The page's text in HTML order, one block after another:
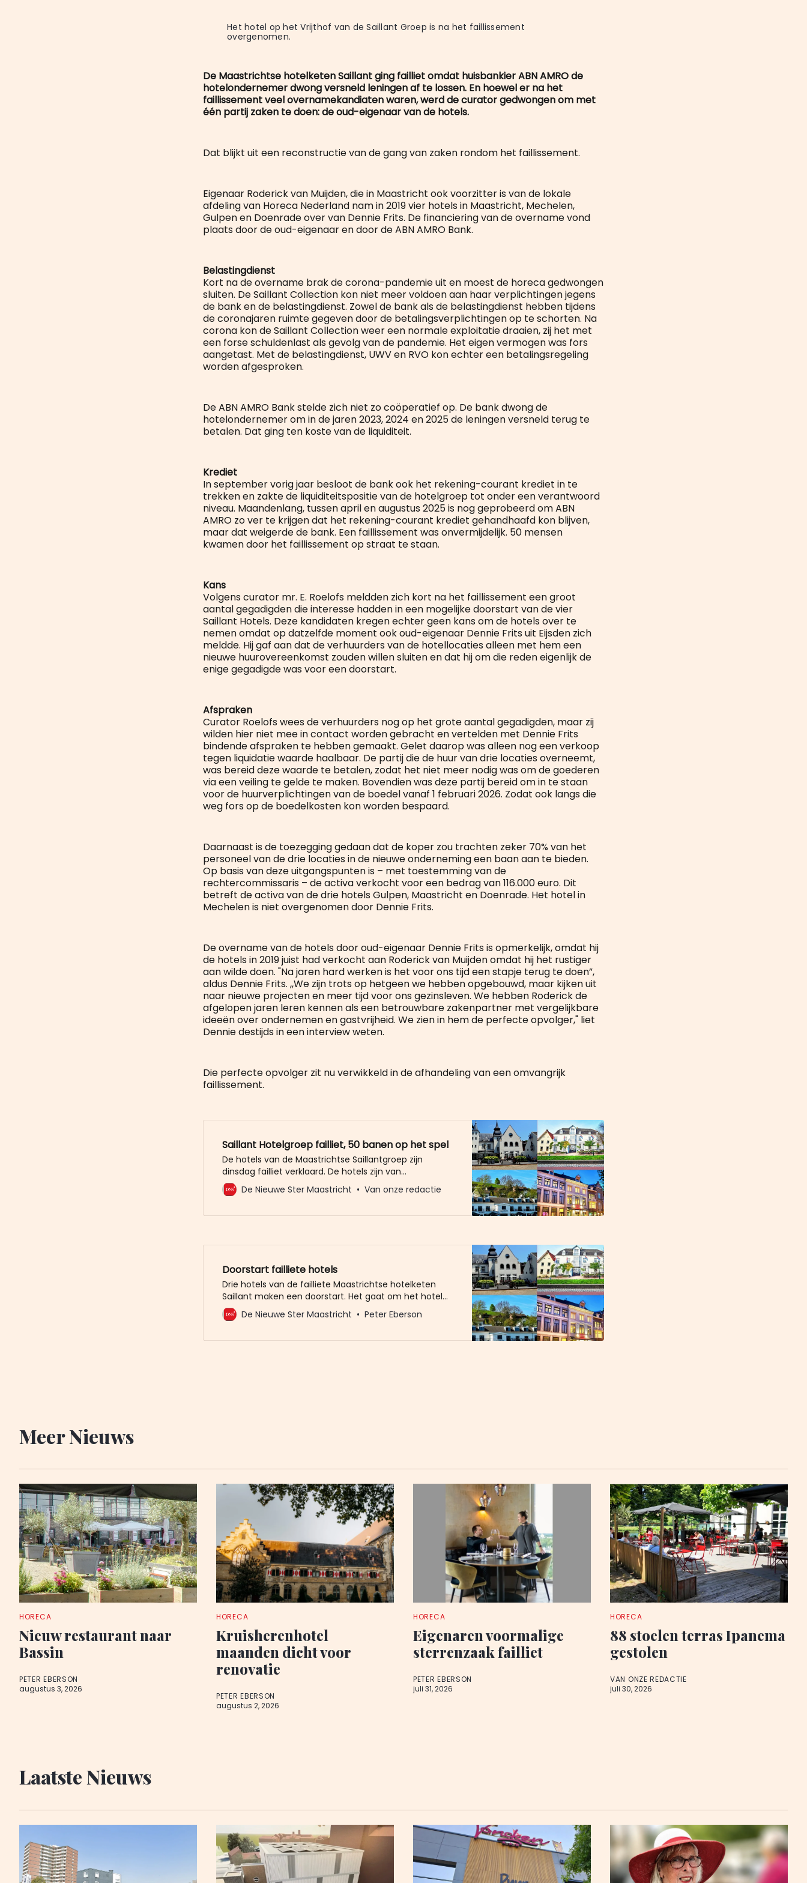
Het hotel op het Vrijthof van de Saillant Groep is na het faillissement
overgenomen.
De Maastrichtse hotelketen Saillant ging failliet omdat huisbankier ABN AMRO de
hotelondernemer dwong versneld leningen af te lossen. En hoewel er na het
faillissement veel overnamekandiaten waren, werd de curator gedwongen om met
één partij zaken te doen: de oud-eigenaar van de hotels.
Dat blijkt uit een reconstructie van de gang van zaken rondom het faillissement.
Eigenaar Roderick van Muijden, die in Maastricht ook voorzitter is van de lokale
afdeling van Horeca Nederland nam in 2019 vier hotels in Maastricht, Mechelen,
Gulpen en Doenrade over van Dennie Frits. De financiering van de overname vond
plaats door de oud-eigenaar en door de ABN AMRO Bank.
Belastingdienst
Kort na de overname brak de corona-pandemie uit en moest de horeca gedwongen
sluiten. De Saillant Collection kon niet meer voldoen aan haar verplichtingen jegens
de bank en de belastingdienst. Zowel de bank als de belastingdienst hebben tijdens
de coronajaren ruimte gegeven door de betalingsverplichtingen op te schorten. Na
corona kon de Saillant Collection weer een normale exploitatie draaien, zij het met
een forse schuldenlast als gevolg van de pandemie. Het eigen vermogen was fors
aangetast. Met de belastingdienst, UWV en RVO kon echter een betalingsregeling
worden afgesproken.
De ABN AMRO Bank stelde zich niet zo coöperatief op. De bank dwong de
hotelondernemer om in de jaren 2023, 2024 en 2025 de leningen versneld terug te
betalen. Dat ging ten koste van de liquiditeit.
Krediet
In september vorig jaar besloot de bank ook het rekening-courant krediet in te
trekken en zakte de liquiditeitspositie van de hotelgroep tot onder een verantwoord
niveau. Maandenlang, tussen april en augustus 2025 is nog geprobeerd om ABN
AMRO zo ver te krijgen dat het rekening-courant krediet gehandhaafd kon blijven,
maar dat weigerde de bank. Een faillissement was onvermijdelijk. 50 mensen
kwamen door het faillissement op straat te staan.
Kans
Volgens curator mr. E. Roelofs meldden zich kort na het faillissement een groot
aantal gegadigden die interesse hadden in een mogelijke doorstart van de vier
Saillant Hotels. Deze kandidaten kregen echter geen kans om de hotels over te
nemen omdat op datzelfde moment ook oud-eigenaar Dennie Frits uit Eijsden zich
meldde. Hij gaf aan dat de verhuurders van de hotellocaties alleen met hem een
nieuwe huurovereenkomst zouden willen sluiten en dat hij om die reden eigenlijk de
enige gegadigde was voor een doorstart.
Afspraken
Curator Roelofs wees de verhuurders nog op het grote aantal gegadigden, maar zij
wilden hier niet mee in contact worden gebracht en vertelden met Dennie Frits
bindende afspraken te hebben gemaakt. Gelet daarop was alleen nog een verkoop
tegen liquidatie waarde haalbaar. De partij die de huur van drie locaties overneemt,
was bereid deze waarde te betalen, zodat het niet meer nodig was om de goederen
via een veiling te gelde te maken. Bovendien was deze partij bereid om in te staan
voor de huurverplichtingen van de boedel vanaf 1 februari 2026. Zodat ook langs die
weg fors op de boedelkosten kon worden bespaard.
Daarnaast is de toezegging gedaan dat de koper zou trachten zeker 70% van het
personeel van de drie locaties in de nieuwe onderneming een baan aan te bieden.
Op basis van deze uitgangspunten is – met toestemming van de
rechtercommissaris – de activa verkocht voor een bedrag van 116.000 euro. Dit
betreft de activa van de drie hotels Gulpen, Maastricht en Doenrade. Het hotel in
Mechelen is niet overgenomen door Dennie Frits.
De overname van de hotels door oud-eigenaar Dennie Frits is opmerkelijk, omdat hij
de hotels in 2019 juist had verkocht aan Roderick van Muijden omdat hij het rustiger
aan wilde doen. "Na jaren hard werken is het voor ons tijd een stapje terug te doen”,
aldus Dennie Frits. ,,We zijn trots op hetgeen we hebben opgebouwd, maar kijken uit
naar nieuwe projecten en meer tijd voor ons gezinsleven. We hebben Roderick de
afgelopen jaren leren kennen als een betrouwbare zakenpartner met vergelijkbare
ideeën over ondernemen en gastvrijheid. We zien in hem de perfecte opvolger," liet
Dennie destijds in een interview weten.
Die perfecte opvolger zit nu verwikkeld in de afhandeling van een omvangrijk
faillissement.
Saillant Hotelgroep failliet, 50 banen op het spel
De hotels van de Maastrichtse Saillantgroep zijn
dinsdag failliet verklaard. De hotels zijn van
ondernemer Roderick van Muyden, die ook voorzitter is
van Koninklijke Horeca Maastricht. Bij de hotels werken
die onder het faillissement vallen zijn Hotel Maastricht
De Nieuwe Ster Maastricht Van onze redactie
Doorstart failliete hotels
Drie hotels van de failliete Maastrichtse hotelketen
Saillant maken een doorstart. Het gaat om het hotel
Maastricht City Centre op het Vrijthof, Kasteel
Doenrade en Hotel Gulpenerland in Gulpen. De hotels
hotels overneemt van Roderick van Muyden. Zijn
De Nieuwe Ster Maastricht Peter Eberson
Meer Nieuws
HORECA
Nieuw restaurant naar
Bassin
PETER EBERSON
augustus 3, 2026
HORECA
Kruisherenhotel
maanden dicht voor
renovatie
PETER EBERSON
augustus 2, 2026
HORECA
Eigenaren voormalige
sterrenzaak failliet
PETER EBERSON
juli 31, 2026
HORECA
88 stoelen terras Ipanema
gestolen
VAN ONZE REDACTIE
juli 30, 2026
Laatste Nieuws